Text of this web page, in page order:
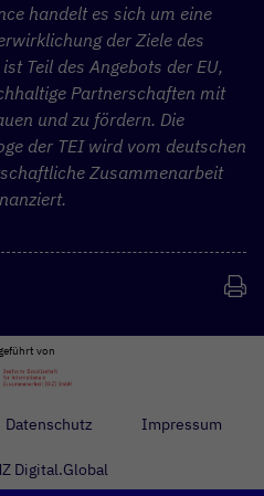
handelt es sich um eine
der Ziele des
Teil des Angebots der EU,
Partnerschaften mit
und zu fördern. Die
der TEI wird vom deutschen
Zusammenarbeit
von
Datenschutz Impressum
Digital.Global